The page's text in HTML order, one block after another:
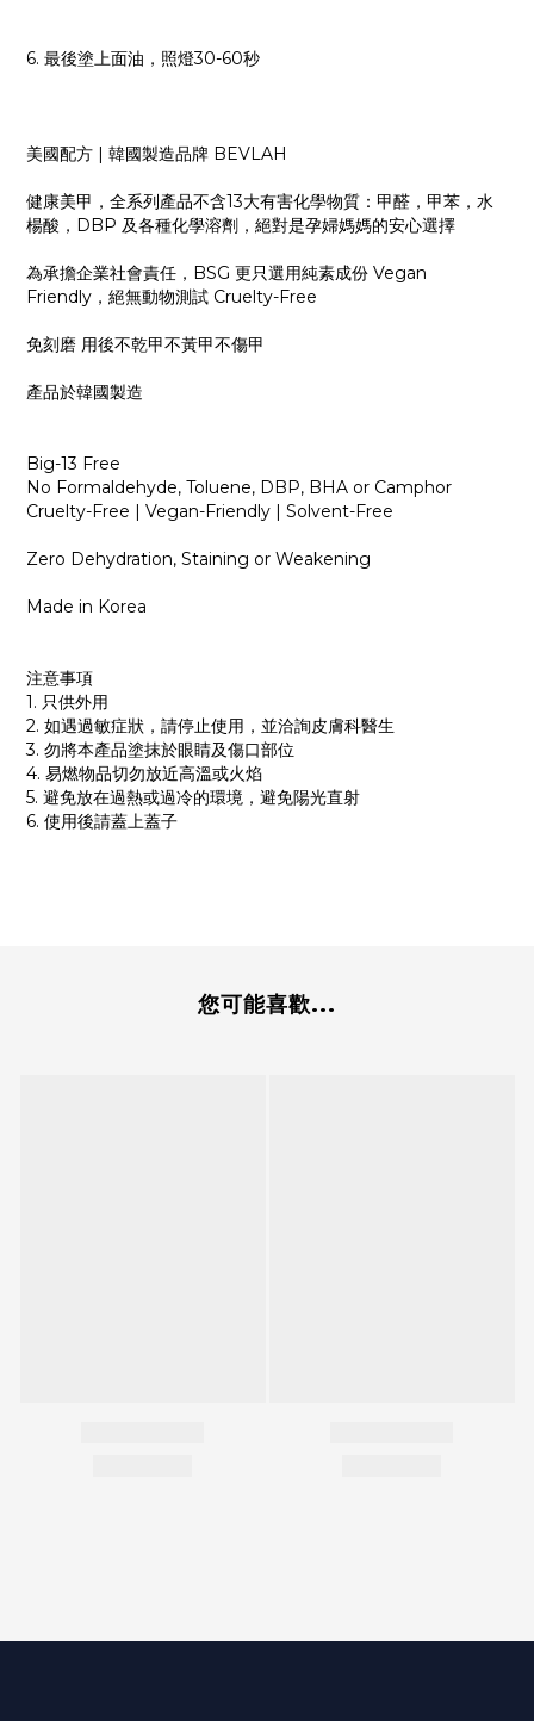
6. 最後塗上面油，照燈30-60秒
美國配方 | 韓國製造品牌 BEVLAH
健康美甲，全系列產品不含13大有害化學物質：甲醛，甲苯，水
楊酸，DBP 及各種化學溶劑，絕對是孕婦媽媽的安心選擇
為承擔企業社會責任，BSG 更只選用純素成份 Vegan
Friendly，絕無動物測試 Cruelty-Free
免刻磨 用後不乾甲不黃甲不傷甲
產品於韓國製造
Big-13 Free
No Formaldehyde, Toluene, DBP, BHA or Camphor
Cruelty-Free | Vegan-Friendly | Solvent-Free
Zero Dehydration, Staining or Weakening
Made in Korea
注意事項
1. 只供外用
2. 如遇過敏症狀，請停止使用，並洽詢皮膚科醫生
3. 勿將本產品塗抹於眼睛及傷口部位
4. 易燃物品切勿放近高溫或火焰
5. 避免放在過熱或過冷的環境，避免陽光直射
6. 使用後請蓋上蓋子
您可能喜歡...